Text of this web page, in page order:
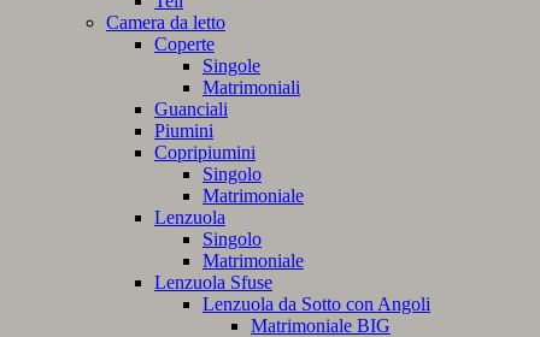
Camera da letto
Coperte
Singole
Matrimoniali
Guanciali
Piumini
Copripiumini
Singolo
Matrimoniale
Lenzuola
Singolo
Matrimoniale
Lenzuola Sfuse
Lenzuola da Sotto con Angoli
Matrimoniale BIG